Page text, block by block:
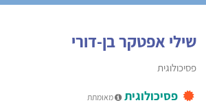
שילי אפטקר בן-דורי
פסיכולוגית
פסיכולוגית מאומתת